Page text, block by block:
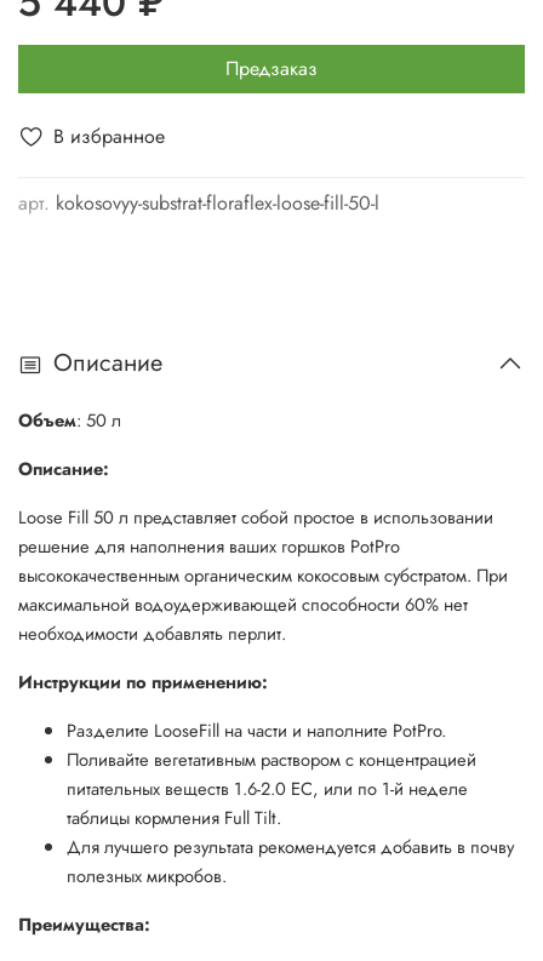
В избранное
арт. kokosovyy-substrat-floraflex-loose-fill-50-l
Предзаказ
Описание
Объем: 50 л
Описание:
Loose Fill 50 л представляет собой простое в использовании
решение для наполнения ваших горшков PotPro
высококачественным органическим кокосовым субстратом. При
максимальной водоудерживающей способности 60% нет
необходимости добавлять перлит.
Инструкции по применению:
Разделите LooseFill на части и наполните PotPro.
Поливайте вегетативным раствором с концентрацией
питательных веществ 1.6-2.0 EC, или по 1-й неделе
таблицы кормления Full Tilt.
Для лучшего результата рекомендуется добавить в почву
полезных микробов.
Преимущества: